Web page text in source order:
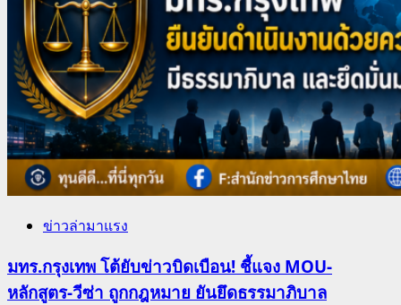
ข่าวล่ามาแรง
มทร.กรุงเทพ โต้ยับข่าวบิดเบือน! ชี้แจง MOU-
หลักสูตร-วีซ่า ถูกกฎหมาย ยันยึดธรรมาภิบาล